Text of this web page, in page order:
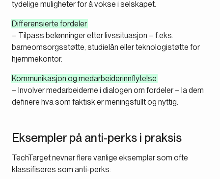
tydelige muligheter for å vokse i selskapet.
Differensierte fordeler
– Tilpass belønninger etter livssituasjon – f.eks.
barneomsorgsstøtte, studielån eller teknologistøtte for
hjemmekontor.
Kommunikasjon og medarbeiderinnflytelse
– Involver medarbeiderne i dialogen om fordeler – la dem
definere hva som faktisk er meningsfullt og nyttig.
Eksempler på anti-perks i praksis
TechTargetnevner flere vanlige eksempler som ofte
klassifiseres som anti-perks: